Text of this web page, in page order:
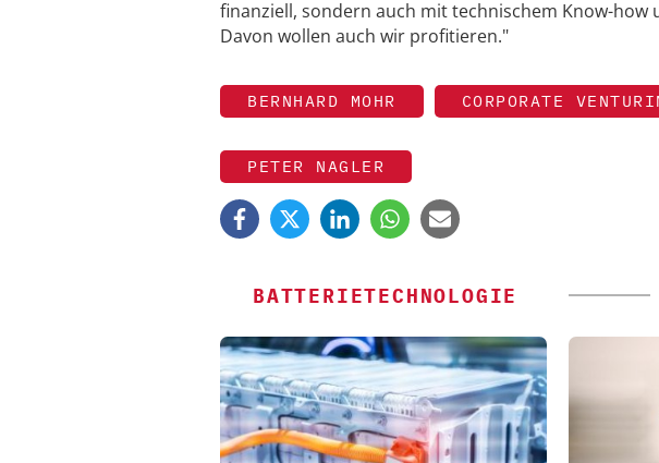
finanziell, sondern auch mit technischem Know-
Davon wollen auch wir profitieren."
BERNHARD MOHR CORPORATE
PETER NAGLER
BATTERIETECHNOLOGIE